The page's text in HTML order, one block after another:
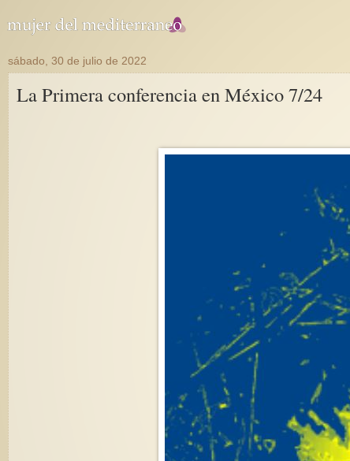
sábado, 30 de julio de 2022
La Primera conferencia en México 7/24